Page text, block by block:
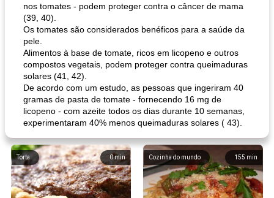
nos tomates - podem proteger contra o câncer de mama
(39, 40).
Os tomates são considerados benéficos para a saúde da
pele.
Alimentos à base de tomate, ricos em licopeno e outros
compostos vegetais, podem proteger contra queimaduras
solares (41, 42).
De acordo com um estudo, as pessoas que ingeriram 40
gramas de pasta de tomate - fornecendo 16 mg de
licopeno - com azeite todos os dias durante 10 semanas,
experimentaram 40% menos queimaduras solares ( 43).
0min
Torta 155 min
Cozinha do mundo